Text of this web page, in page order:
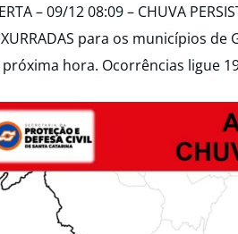
– 09/12 08:09 – CHUVA
para os municípios
próxima hora. Ocorrências ligue